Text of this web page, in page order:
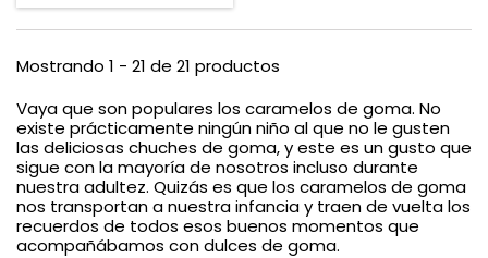
Mostrando 1 - 21 de 21 productos
Vaya que son populares los caramelos de goma. No
existe prácticamente ningún niño al que no le gusten
las deliciosas chuches de goma, y este es un gusto que
sigue con la mayoría de nosotros incluso durante
nuestra adultez. Quizás es que los caramelos de goma
nos transportan a nuestra infancia y traen de vuelta los
recuerdos de todos esos buenos momentos que
acompañábamos con dulces de goma.